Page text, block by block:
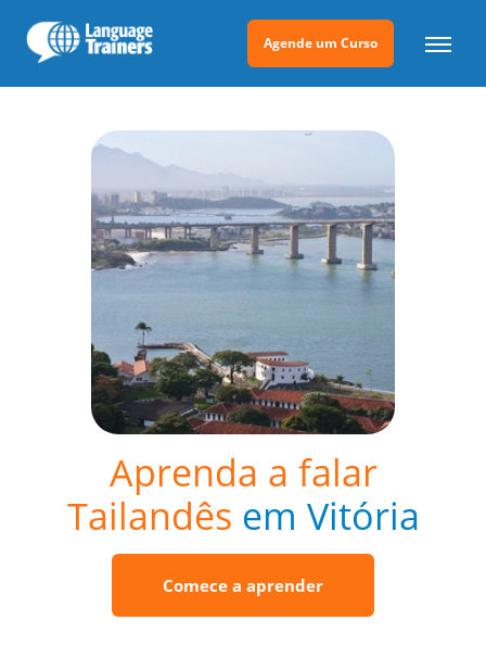
Agende um Curso
Aprenda a falar
Tailandês em Vitória
Comece a aprender